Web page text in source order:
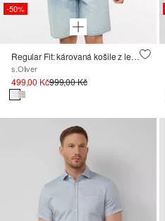
-50%
Regular Fit: károvaná košile z lehké směsi bavlny s viskózou
s.Oliver
499,00 Kč999,00 Kč